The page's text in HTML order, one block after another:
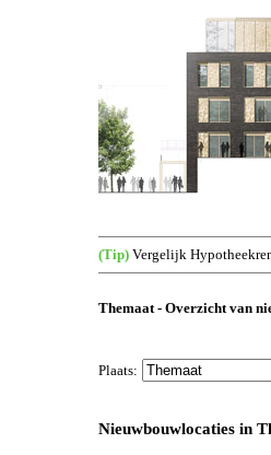
(Tip) Vergelijk
Themaat - Overzicht van
Plaats:
Nieuwbouwlocaties in